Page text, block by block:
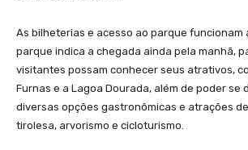
As bilheterias e acesso ao parque funcionam
parque indica a chegada ainda pela manhã,
visitantes possam conhecer seus atrativos,
Furnas e a Lagoa Dourada, além de poder se
diversas opções gastronômicas e atrações
tirolesa, arvorismo e cicloturismo.